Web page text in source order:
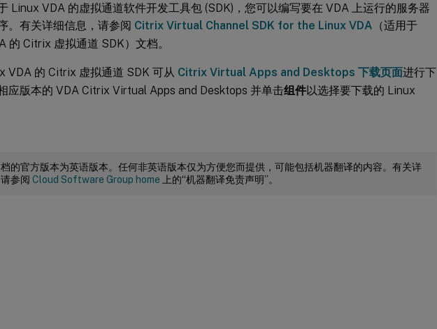
Linux VDA 的虚拟通道软件开发工具包 (SDK)，您可以编写要在 VDA 上运行的服务器
。有关详细信息，请参阅 Citrix Virtual Channel SDK for the Linux VDA （适用于
的 Citrix 虚拟通道 SDK）文档。
VDA 的 Citrix 虚拟通道 SDK 可从 Citrix Virtual Apps and Desktops 下载页面进行下
应版本的 VDA Citrix Virtual Apps and Desktops 并单击组件以选择要下载的 Linux
的官方版本为英语版本。任何非英语版本仅为方便您而提供，可能包括机器翻译的内容。有关详
参阅 Cloud Software Group home 上的“机器翻译免责声明”。